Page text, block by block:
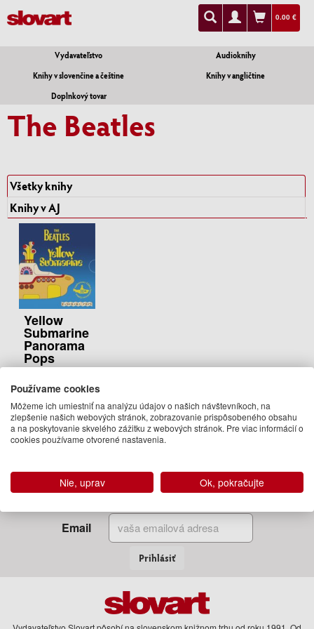
0.00 €
Vydavateľstvo
Audioknihy
Knihy v slovenčine a češtine
Knihy v angličtine
Doplnkový tovar
The Beatles
Všetky knihy
Knihy v AJ
Yellow
Submarine
Panorama
Pops
9.99 €
07.06.2018
(predobjednávka)
Zadajte Váš email
Email
Prihlásiť
Používame cookies
Môžeme ich umiestniť na analýzu údajov o našich návštevníkoch, na
zlepšenie našich webových stránok, zobrazovanie prispôsobeného obsahu
a na poskytovanie skvelého zážitku z webových stránok. Pre viac informácií o
cookies používame otvorené nastavenia.
Nie, uprav Ok, pokračujte